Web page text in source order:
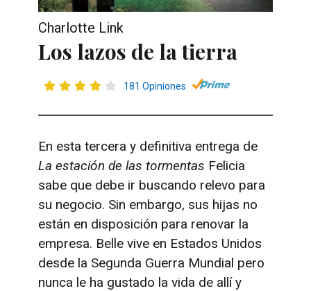
Charlotte Link
Los lazos de la tierra
181 Opiniones
En esta tercera y definitiva entrega de
La estación de las tormentas Felicia
sabe que debe ir buscando relevo para
su negocio. Sin embargo, sus hijas no
están en disposición para renovar la
empresa. Belle vive en Estados Unidos
desde la Segunda Guerra Mundial pero
nunca le ha gustado la vida de allí y